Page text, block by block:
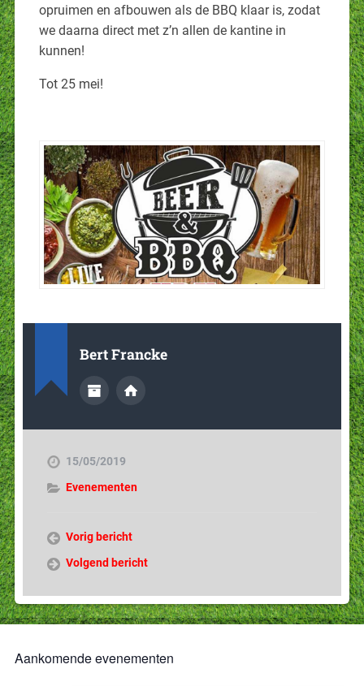
opruimen en afbouwen als de BBQ klaar is, zodat
we daarna direct met z’n allen de kantine in
kunnen!
Tot 25 mei!
Bert Francke
15/05/2019
Evenementen
Vorig bericht
Volgend bericht
Aankomende evenementen